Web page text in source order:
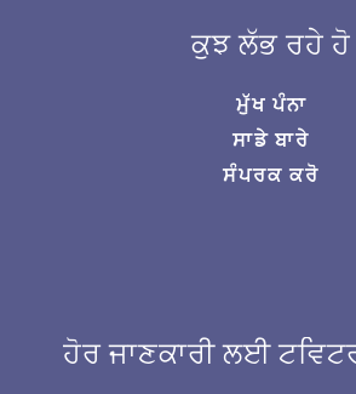
ਕੁਝ ਲੱਭ ਰਹੇ ਹੋ
ਮੁੱਖ ਪੰਨਾ
ਸਾਡੇ ਬਾਰੇ
ਸੰਪਰਕ ਕਰੋ
ਹੋਰ ਜਾਣਕਾਰੀ ਲਈ